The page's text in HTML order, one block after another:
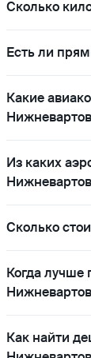
Сколько
Есть ли
Какие
Из каких
Сколько
Когда лучше
Как найти